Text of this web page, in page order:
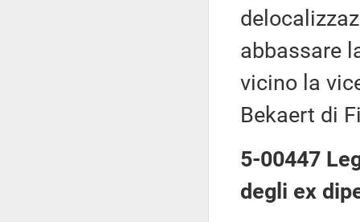
abbassare
vicino la
Bekaert di
5-00447
degli ex